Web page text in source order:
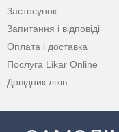
Застосунок
Запитання і відповіді
Оплата і доставка
Послуга Likar Online
Довідник ліків